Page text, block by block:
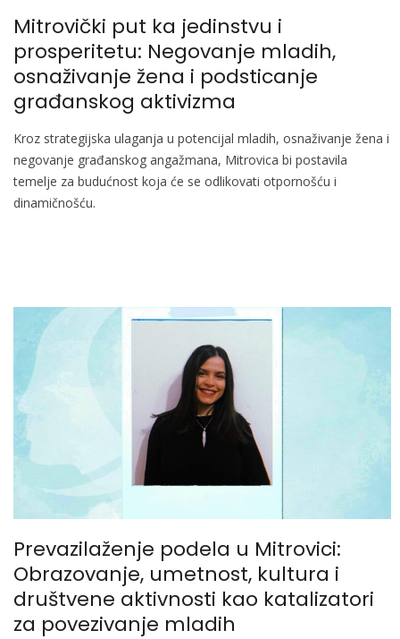
Mitrovički put ka jedinstvu i
prosperitetu: Negovanje mladih,
osnaživanje žena i podsticanje
građanskog aktivizma
Kroz strategijska ulaganja u potencijal mladih, osnaživanje žena i
negovanje građanskog angažmana, Mitrovica bi postavila
temelje za budućnost koja će se odlikovati otpornošću i
dinamičnošću.
Prevazilaženje podela u Mitrovici:
Obrazovanje, umetnost, kultura i
društvene aktivnosti kao katalizatori
za povezivanje mladih